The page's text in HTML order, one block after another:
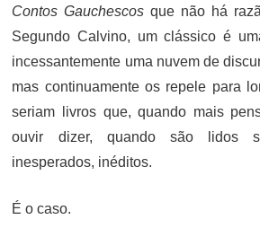
Contos Gauchescos que não há
Segundo Calvino, um clássico é
incessantemente uma nuvem de
mas continuamente os repele para
seriam livros que, quando mais
ouvir dizer, quando são lidos
inesperados, inéditos.
É o caso.